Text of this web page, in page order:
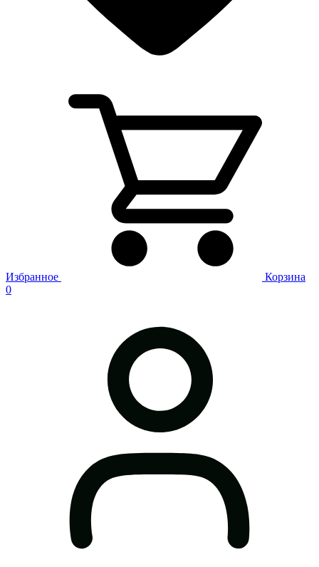
Избранное
Корзина
0